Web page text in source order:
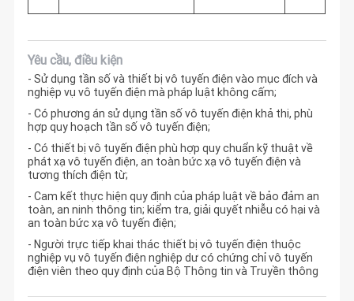
Yêu cầu, điều kiện
- Sử dụng tần số và thiết bị vô tuyến điện vào mục đích và
nghiệp vụ vô tuyến điện mà pháp luật không cấm;
- Có phương án sử dụng tần số vô tuyến điện khả thi, phù
hợp quy hoạch tần số vô tuyến điện;
- Có thiết bị vô tuyến điện phù hợp quy chuẩn kỹ thuật về
phát xạ vô tuyến điện, an toàn bức xạ vô tuyến điện và
tương thích điện từ;
- Cam kết thực hiện quy định của pháp luật về bảo đảm an
toàn, an ninh thông tin; kiểm tra, giải quyết nhiễu có hại và
an toàn bức xạ vô tuyến điện;
- Người trực tiếp khai thác thiết bị vô tuyến điện thuộc
nghiệp vụ vô tuyến điện nghiệp dư có chứng chỉ vô tuyến
điện viên theo quy định của Bộ Thông tin và Truyền thông